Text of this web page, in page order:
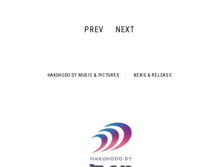
PREV NEXT
HAKUHODO DY MUSIC & PICTURES NEWS & RELEASE